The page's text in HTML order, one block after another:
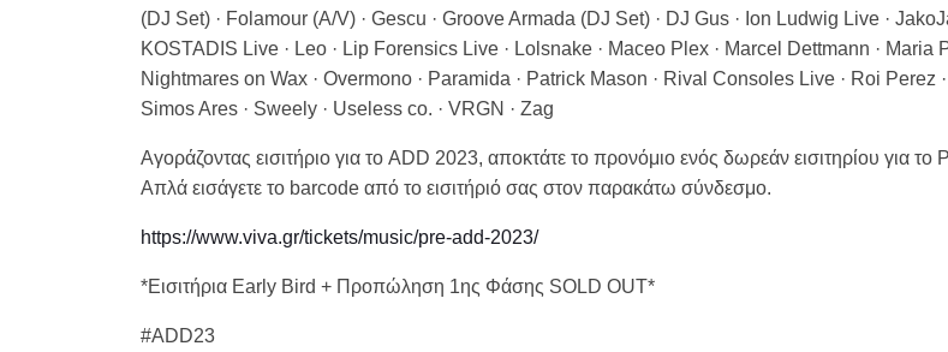
(DJ Set) · Folamour (A/V) · Gescu · Groove Armada (DJ Set) · DJ Gus · Ion Ludwig Live ·
KOSTADIS Live · Leo · Lip Forensics Live · Lolsnake · Maceo Plex · Marcel Dettmann · Maria
Nightmares on Wax · Overmono · Paramida · Patrick Mason · Rival Consoles Live · Roi Perez
Simos Ares · Sweely · Useless co. · VRGN · Zag
Αγοράζοντας εισιτήριο για το ADD 2023, αποκτάτε το προνόμιο ενός δωρεάν εισιτηρίου για
Απλά εισάγετε το barcode από το εισιτήριό σας στον παρακάτω σύνδεσμο.
https://www.viva.gr/tickets/music/pre-add-2023/
*Εισιτήρια Early Bird + Προπώληση 1ης Φάσης SOLD OUT*
#ADD23